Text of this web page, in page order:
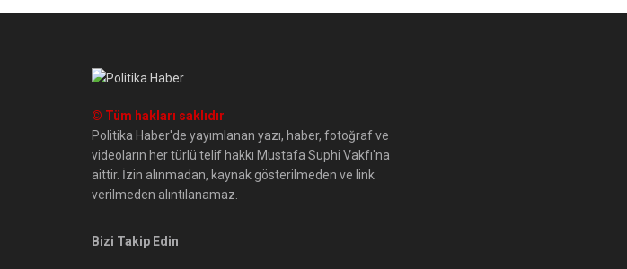
© Tüm hakları saklıdır
Politika Haber'de yayımlanan yazı, haber, fotoğraf ve
videoların her türlü telif hakkı Mustafa Suphi Vakfı'na
aittir. İzin alınmadan, kaynak gösterilmeden ve link
verilmeden alıntılanamaz.
Bizi Takip Edin